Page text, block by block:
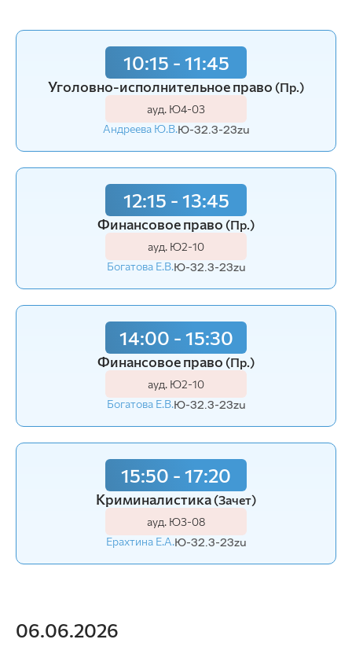
10:15 - 11:45
Уголовно-исполнительное право (Пр.)
ауд. Ю4-03
Андреева Ю.В.Ю-32.3-23zu
12:15 - 13:45
Финансовое право (Пр.)
ауд. Ю2-10
Богатова Е.В.Ю-32.3-23zu
14:00 - 15:30
Финансовое право (Пр.)
ауд. Ю2-10
Богатова Е.В.Ю-32.3-23zu
15:50 - 17:20
Криминалистика(Зачет)
ауд. Ю3-08
Ерахтина Е.А.Ю-32.3-23zu
06.06.2026